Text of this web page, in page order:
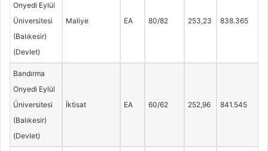
Onyedi Eylül
Üniversitesi
(Balıkesir)
(Devlet)
Maliye EA 80/82 253,23 838.365
Bandırma
Onyedi Eylül
Üniversitesi
(Balıkesir)
(Devlet)
İktisat EA 60/62 252,96 841.545